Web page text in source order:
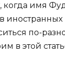
имя
по-
в этой